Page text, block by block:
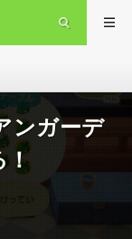
ンガーデ
！